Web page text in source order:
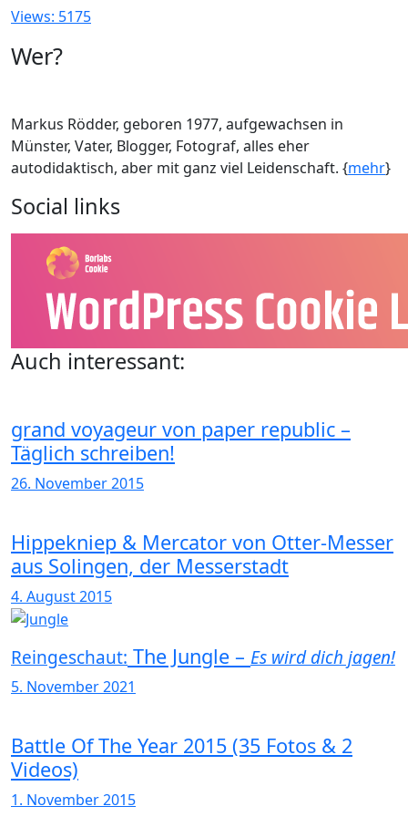
Views: 5175
Wer?
Markus Rödder, geboren 1977, aufgewachsen in
Münster, Vater, Blogger, Fotograf, alles eher
autodidaktisch, aber mit ganz viel Leidenschaft. {mehr}
Social links
Auch interessant:
grand voyageur von paper republic –
Täglich schreiben!
26. November 2015
Hippekniep & Mercator von Otter-Messer
aus Solingen, der Messerstadt
4. August 2015
Reingeschaut: The Jungle – Es wird dich jagen!
5. November 2021
Battle Of The Year 2015 (35 Fotos & 2
Videos)
1. November 2015